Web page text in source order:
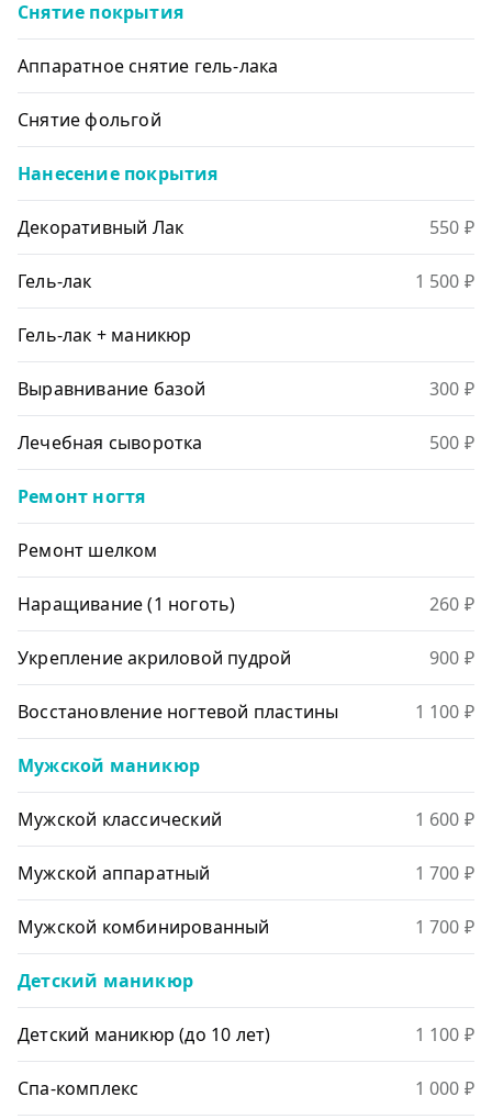
Снятие покрытия
Аппаратное снятие гель-лака
Снятие фольгой
Нанесение покрытия
Декоративный Лак 550 ₽
Гель-лак 1 500 ₽
Гель-лак + маникюр
Выравнивание базой 300 ₽
Лечебная сыворотка 500 ₽
Ремонт ногтя
Ремонт шелком
Наращивание (1 ноготь) 260 ₽
Укрепление акриловой пудрой 900 ₽
Восстановление ногтевой пластины 1 100 ₽
Мужской маникюр
Мужской классический 1 600 ₽
Мужской аппаратный 1 700 ₽
Мужской комбинированный 1 700 ₽
Детский маникюр
Детский маникюр (до 10 лет) 1 100 ₽
Спа-комплекс 1 000 ₽